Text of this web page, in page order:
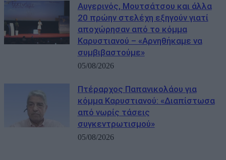
Αυγερινός, Μουτσάτσου και άλλα
20 πρώην στελέχη εξηγούν γιατί
αποχώρησαν από το κόμμα
Καρυστιανού – «Αρνηθήκαμε να
συμβιβαστούμε»
05/08/2026
Πτέραρχος Παπανικολάου για
κόμμα Καρυστιανού: «Διαπίστωσα
από νωρίς τάσεις
συγκεντρωτισμού»
05/08/2026